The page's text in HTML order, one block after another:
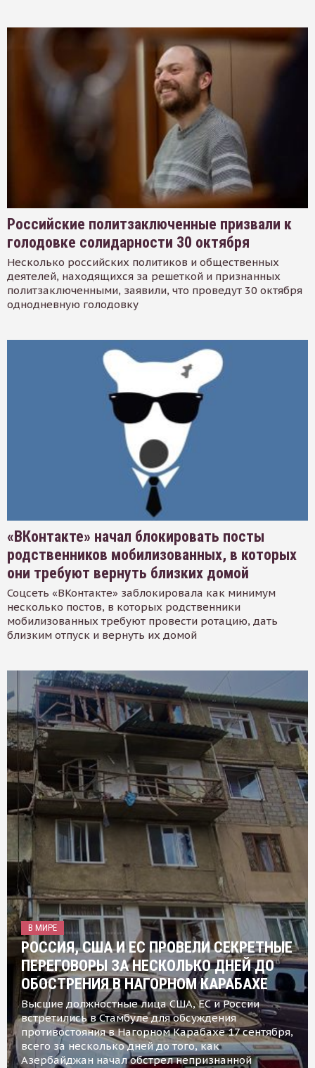
Российские политзаключенные призвали к
голодовке солидарности 30 октября
Несколько российских политиков и общественных
деятелей, находящихся за решеткой и признанных
политзаключенными, заявили, что проведут 30 октября
однодневную голодовку
«ВКонтакте» начал блокировать посты
родственников мобилизованных, в которых
они требуют вернуть близких домой
Соцсеть «ВКонтакте» заблокировала как минимум
несколько постов, в которых родственники
мобилизованных требуют провести ротацию, дать
близким отпуск и вернуть их домой
В МИРЕ
РОССИЯ, США И ЕС ПРОВЕЛИ СЕКРЕТНЫЕ
ПЕРЕГОВОРЫ ЗА НЕСКОЛЬКО ДНЕЙ ДО
ОБОСТРЕНИЯ В НАГОРНОМ КАРАБАХЕ
Высшие должностные лица США, ЕС и России
встретились в Стамбуле для обсуждения
противостояния в Нагорном Карабахе 17 сентября,
всего за несколько дней до того, как
Азербайджан начал обстрел непризнанной